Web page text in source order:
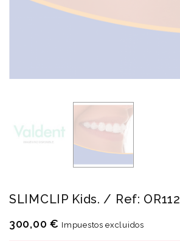
SLIMCLIP Kids. / Ref: OR112
300,00 € Impuestos excluidos